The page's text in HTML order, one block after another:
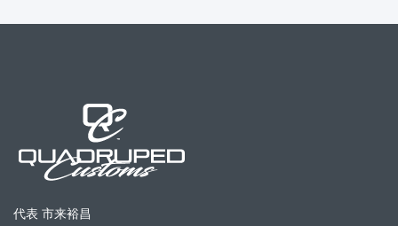
代表 市来裕昌